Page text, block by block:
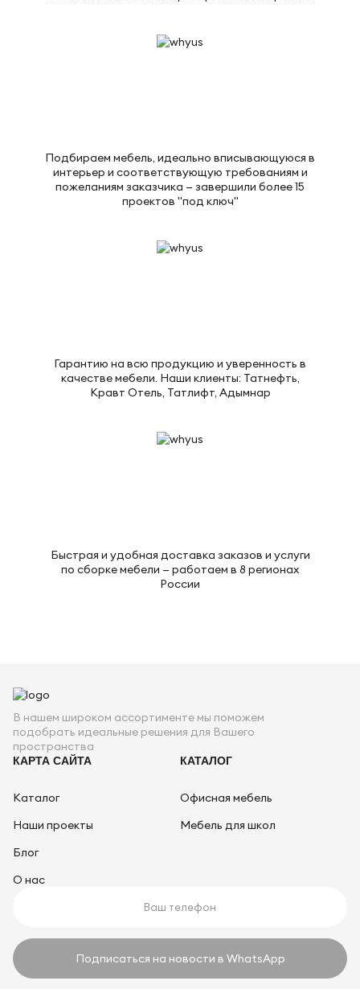
Подбираем мебель, идеально вписывающуюся в
интерьер и соответствующую требованиям и
пожеланиям заказчика — завершили более 15
проектов "под ключ"
Гарантию на всю продукцию и уверенность в
качестве мебели. Наши клиенты: Татнефть,
Кравт Отель, Татлифт, Адымнар
Быстрая и удобная доставка заказов и услуги
по сборке мебели — работаем в 8 регионах
России
В нашем широком ассортименте мы поможем
подобрать идеальные решения для Вашего
пространства
КАРТА САЙТА
Каталог
Наши проекты
Блог
О нас
КАТАЛОГ
Офисная мебель
Мебель для школ
Подписаться на новости в WhatsApp